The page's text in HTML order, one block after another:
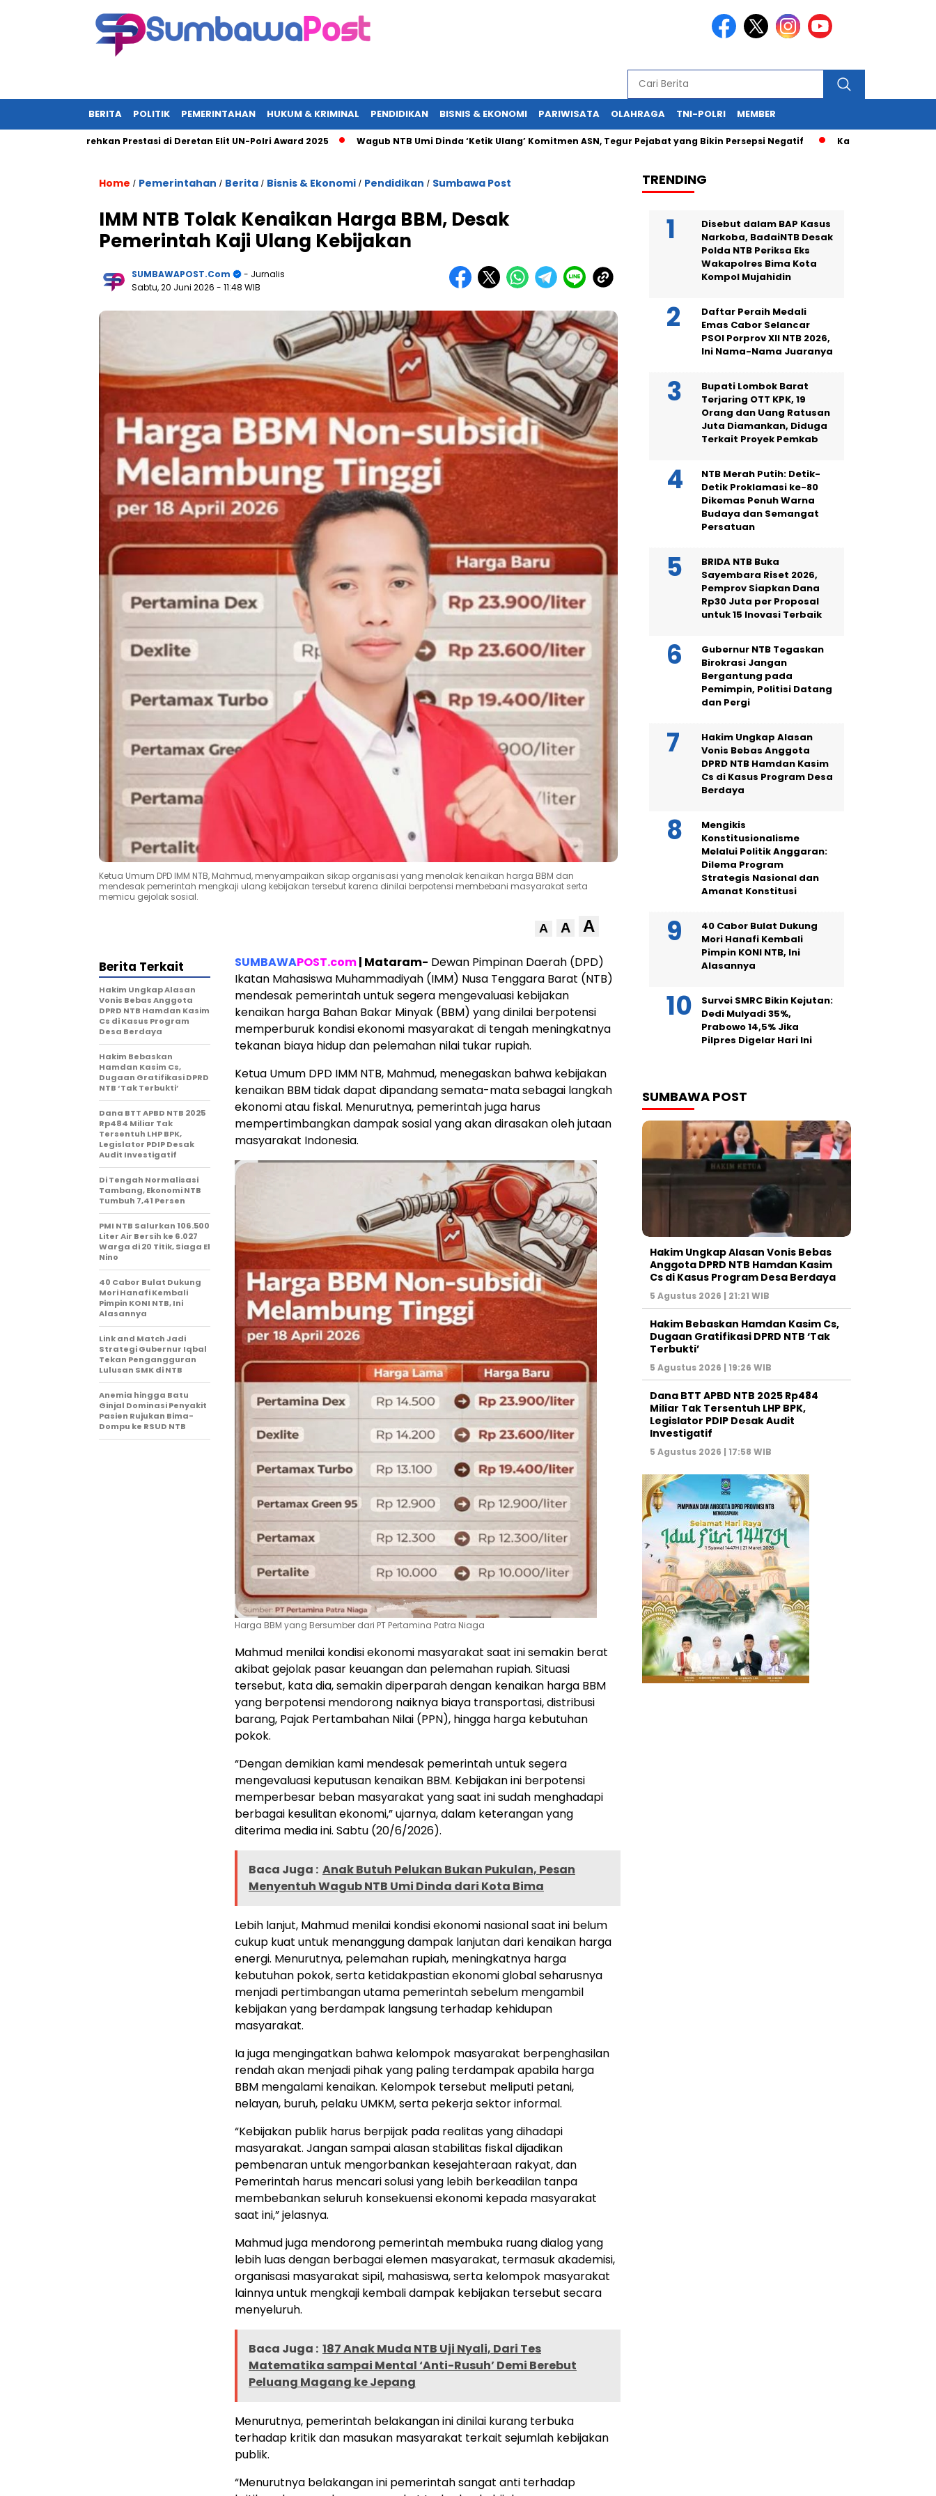
BERITA POLITIK PEMERINTAHAN HUKUM & KRIMINAL PENDIDIKAN BISNIS & EKONOMI PARIWISATA OLAHRAGA TNI-POLRI MEMBER
Torehkan Prestasi di Deretan Elit UN-Polri Award 2025 Wagub NTB Umi Dinda ‘Ketik Ulang’ Komitmen ASN, Tegur Pejabat yang Bikin Persepsi Negatif Kapolda NTB Hadi Gunawan
Home / Pemerintahan / Berita / Bisnis & Ekonomi / Pendidikan / Sumbawa Post
IMM NTB Tolak Kenaikan Harga BBM, Desak
Pemerintah Kaji Ulang Kebijakan
SUMBAWAPOST.com
- Jurnalis
Sabtu, 20 Juni 2026 - 11:48 WIB
Ketua Umum DPD IMM NTB, Mahmud, menyampaikan sikap organisasi yang menolak kenaikan harga BBM dan
mendesak pemerintah mengkaji ulang kebijakan tersebut karena dinilai berpotensi membebani masyarakat serta
memicu gejolak sosial.
A A A
SUMBAWAPOST.com| Mataram- Dewan Pimpinan Daerah (DPD)
Ikatan Mahasiswa Muhammadiyah (IMM) Nusa Tenggara Barat (NTB)
mendesak pemerintah untuk segera mengevaluasi kebijakan
kenaikan harga Bahan Bakar Minyak (BBM) yang dinilai berpotensi
memperburuk kondisi ekonomi masyarakat di tengah meningkatnya
tekanan biaya hidup dan pelemahan nilai tukar rupiah.
Ketua Umum DPD IMM NTB, Mahmud, menegaskan bahwa kebijakan
kenaikan BBM tidak dapat dipandang semata-mata sebagai langkah
ekonomi atau fiskal. Menurutnya, pemerintah juga harus
mempertimbangkan dampak sosial yang akan dirasakan oleh jutaan
masyarakat Indonesia.
Harga BBM yang Bersumber dari PT Pertamina Patra Niaga
Mahmud menilai kondisi ekonomi masyarakat saat ini semakin berat
akibat gejolak pasar keuangan dan pelemahan rupiah. Situasi
tersebut, kata dia, semakin diperparah dengan kenaikan harga BBM
yang berpotensi mendorong naiknya biaya transportasi, distribusi
barang, Pajak Pertambahan Nilai (PPN), hingga harga kebutuhan
pokok.
“Dengan demikian kami mendesak pemerintah untuk segera
mengevaluasi keputusan kenaikan BBM. Kebijakan ini berpotensi
memperbesar beban masyarakat yang saat ini sudah menghadapi
berbagai kesulitan ekonomi,” ujarnya, dalam keterangan yang
diterima media ini. Sabtu (20/6/2026).
Baca Juga : Anak Butuh Pelukan Bukan Pukulan, Pesan
Menyentuh Wagub NTB Umi Dinda dari Kota Bima
Lebih lanjut, Mahmud menilai kondisi ekonomi nasional saat ini belum
cukup kuat untuk menanggung dampak lanjutan dari kenaikan harga
energi. Menurutnya, pelemahan rupiah, meningkatnya harga
kebutuhan pokok, serta ketidakpastian ekonomi global seharusnya
menjadi pertimbangan utama pemerintah sebelum mengambil
kebijakan yang berdampak langsung terhadap kehidupan
masyarakat.
Ia juga mengingatkan bahwa kelompok masyarakat berpenghasilan
rendah akan menjadi pihak yang paling terdampak apabila harga
BBM mengalami kenaikan. Kelompok tersebut meliputi petani,
nelayan, buruh, pelaku UMKM, serta pekerja sektor informal.
“Kebijakan publik harus berpijak pada realitas yang dihadapi
masyarakat. Jangan sampai alasan stabilitas fiskal dijadikan
pembenaran untuk mengorbankan kesejahteraan rakyat, dan
Pemerintah harus mencari solusi yang lebih berkeadilan tanpa
membebankan seluruh konsekuensi ekonomi kepada masyarakat
saat ini,” jelasnya.
Mahmud juga mendorong pemerintah membuka ruang dialog yang
lebih luas dengan berbagai elemen masyarakat, termasuk akademisi,
organisasi masyarakat sipil, mahasiswa, serta kelompok masyarakat
lainnya untuk mengkaji kembali dampak kebijakan tersebut secara
menyeluruh.
Baca Juga : 187 Anak Muda NTB Uji Nyali, Dari Tes
Matematika sampai Mental ‘Anti-Rusuh’ Demi Berebut
Peluang Magang ke Jepang
Menurutnya, pemerintah belakangan ini dinilai kurang terbuka
terhadap kritik dan masukan masyarakat terkait sejumlah kebijakan
publik.
“Menurutnya belakangan ini pemerintah sangat anti terhadap
Berita Terkait
Hakim Ungkap Alasan
Vonis Bebas Anggota
DPRD NTB Hamdan Kasim
Cs di Kasus Program
Desa Berdaya
Hakim Bebaskan
Hamdan Kasim Cs,
Dugaan Gratifikasi DPRD
NTB ‘Tak Terbukti’
Dana BTT APBD NTB 2025
Rp484 Miliar Tak
Tersentuh LHP BPK,
Legislator PDIP Desak
Audit Investigatif
Di Tengah Normalisasi
Tambang, Ekonomi NTB
Tumbuh 7,41 Persen
PMI NTB Salurkan 106.500
Liter Air Bersih ke 6.027
Warga di 20 Titik, Siaga El
Nino
40 Cabor Bulat Dukung
Mori Hanafi Kembali
Pimpin KONI NTB, Ini
Alasannya
Link and Match Jadi
Strategi Gubernur Iqbal
Tekan Pengangguran
Lulusan SMK di NTB
Anemia hingga Batu
Ginjal Dominasi Penyakit
Pasien Rujukan Bima-
Dompu ke RSUD NTB
TRENDING
Disebut dalam BAP Kasus
Narkoba, BadaiNTB Desak
Polda NTB Periksa Eks
Wakapolres Bima Kota
Kompol Mujahidin
Daftar Peraih Medali
Emas Cabor Selancar
PSOI Porprov XII NTB 2026,
Ini Nama-Nama Juaranya
Bupati Lombok Barat
Terjaring OTT KPK, 19
Orang dan Uang Ratusan
Juta Diamankan, Diduga
Terkait Proyek Pemkab
NTB Merah Putih: Detik-
Detik Proklamasi ke-80
Dikemas Penuh Warna
Budaya dan Semangat
Persatuan
BRIDA NTB Buka
Sayembara Riset 2026,
Pemprov Siapkan Dana
Rp30 Juta per Proposal
untuk 15 Inovasi Terbaik
Gubernur NTB Tegaskan
Birokrasi Jangan
Bergantung pada
Pemimpin, Politisi Datang
dan Pergi
Hakim Ungkap Alasan
Vonis Bebas Anggota
DPRD NTB Hamdan Kasim
Cs di Kasus Program Desa
Berdaya
Mengikis
Konstitusionalisme
Melalui Politik Anggaran:
Dilema Program
Strategis Nasional dan
Amanat Konstitusi
40 Cabor Bulat Dukung
Mori Hanafi Kembali
Pimpin KONI NTB, Ini
Alasannya
Survei SMRC Bikin Kejutan:
Dedi Mulyadi 35%,
Prabowo 14,5% Jika
Pilpres Digelar Hari Ini
SUMBAWA POST
Hakim Ungkap Alasan Vonis Bebas
Anggota DPRD NTB Hamdan Kasim
Cs di Kasus Program Desa Berdaya
5 Agustus 2026 | 21:21 WIB
Hakim Bebaskan Hamdan Kasim Cs,
Dugaan Gratifikasi DPRD NTB ‘Tak
Terbukti’
5 Agustus 2026 | 19:26 WIB
Dana BTT APBD NTB 2025 Rp484
Miliar Tak Tersentuh LHP BPK,
Legislator PDIP Desak Audit
Investigatif
5 Agustus 2026 | 17:58 WIB